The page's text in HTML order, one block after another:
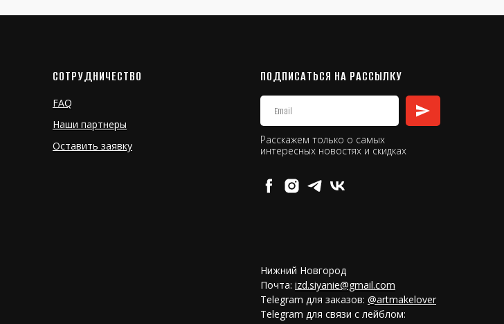
СОТРУДНИЧЕСТВО
FAQ
Наши партнеры
Оставить заявку
ПОДПИСАТЬСЯ НА РАССЫЛКУ
Расскажем только о самых
интересных новостях и скидках
Нижний Новгород
Почта: izd.siyanie@gmail.com
Telegram для заказов: @artmakelover
Telegram для связи с лейблом: